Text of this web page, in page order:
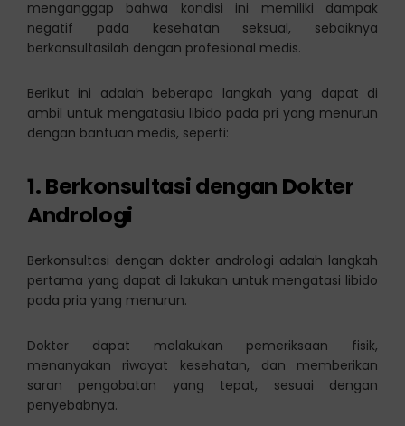
menganggap bahwa kondisi ini memiliki dampak
negatif pada kesehatan seksual, sebaiknya
berkonsultasilah dengan profesional medis.
Berikut ini adalah beberapa langkah yang dapat di
ambil untuk mengatasiu libido pada pri yang menurun
dengan bantuan medis, seperti:
1. Berkonsultasi dengan Dokter
Andrologi
Berkonsultasi dengan dokter andrologi adalah langkah
pertama yang dapat di lakukan untuk mengatasi libido
pada pria yang menurun.
Dokter dapat melakukan pemeriksaan fisik,
menanyakan riwayat kesehatan, dan memberikan
saran pengobatan yang tepat, sesuai dengan
penyebabnya.